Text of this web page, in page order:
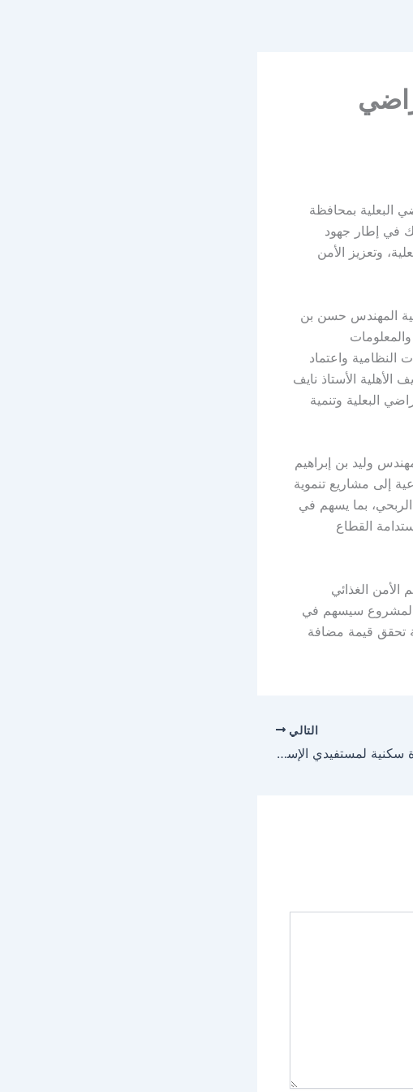
م² من الأراضي
البعلية بمحافظة
وذلك في إطار جهود
وتعزيز الأمن
المهندس حسن بن
النظامية واعتماد
الأستاذ نايف
البعلية وتنمية
وليد بن إبراهيم
إلى مشاريع تنموية
بما يسهم في
القطاع
الغذائي
المشروع سيسهم في
تحقق قيمة مضافة
التالي
تسليم 81 وحدة سكنية لمستفيدي الإسكان التنموي بالبكيرية